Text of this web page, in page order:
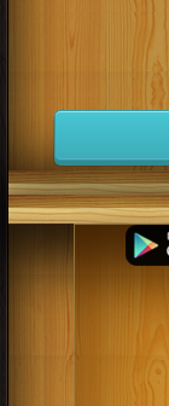
كتب 1983
كتب 1979
كتب 1975
كتب 1971
كتب 1967
كتب 1963
كتب 1959
كتب 1951